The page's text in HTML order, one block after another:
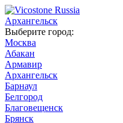
Архангельск
Выберите город:
Москва
Абакан
Армавир
Архангельск
Барнаул
Белгород
Благовещенск
Брянск